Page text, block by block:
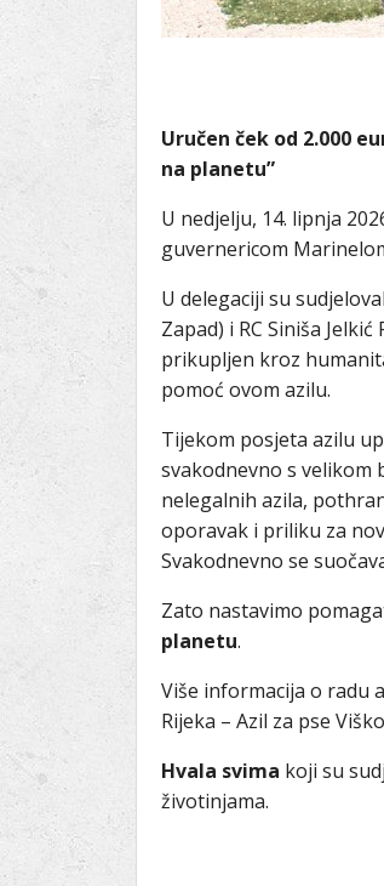
Uručen ček od 2.000
na planetu”
U nedjelju, 14. lipnja
guvernericom
U delegaciji su
Zapad) i RC Siniša
prikupljen kroz
pomoć ovom azilu.
Tijekom posjeta azilu
svakodnevno s velikom
nelegalnih azila,
oporavak i priliku za
Svakodnevno se
Zato nastavimo
planetu.
Više informacija o radu
Rijeka – Azil za pse
Hvala svima koji su
životinjama.